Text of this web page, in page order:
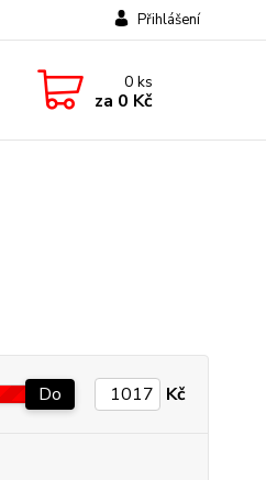
Přihlášení
0ks
za 0 Kč
Do Kč